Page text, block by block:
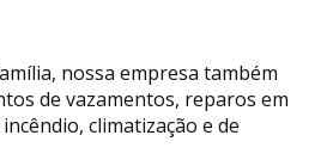
nossa empresa também
de vazamentos, reparos em
climatização e de